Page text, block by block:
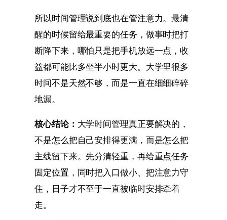
所以时间管理说到底也在管注意力。最清
醒的时候留给最重要的任务，做事时把打
断降下来，哪怕只是把手机放远一点，收
益都可能比多坐半小时更大。大学里很多
时间不是天然不够，而是一直在细细碎碎
地漏。
核心结论： 大学时间管理真正要解决的，
不是怎么把自己安排得更满，而是怎么把
主线留下来。先分清轻重，再给重点任务
固定位置，同时把入口做小、把注意力守
住，日子才不至于一直被临时安排牵着
走。